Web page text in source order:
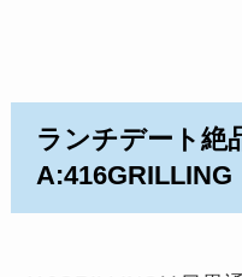
ランチデート絶
A:416GRILLING